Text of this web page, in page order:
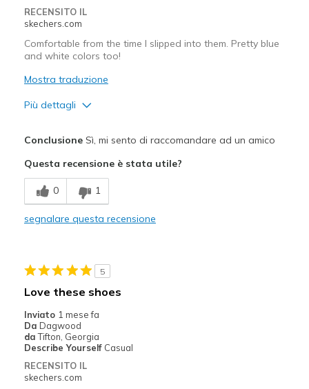
Sizing
Feels true to size
RECENSITO IL
skechers.com
Comfortable from the time I slipped into them. Pretty blue
and white colors too!
Mostra traduzione
Più dettagli
Breathe Well
Comfortable
Travel
Width
Sizing
ConclusioneSì, mi sento di raccomandare ad un amico
Questa recensione è stata utile?
0 1
segnalare questa recensione
5
Love these shoes
Inviato 1 mese fa
Da Dagwood
da Tifton, Georgia
Describe Yourself Casual
RECENSITO IL
skechers.com